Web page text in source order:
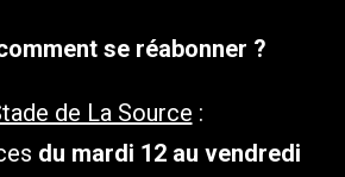
se réabonner ?
de La Source :
du mardi 12 au vendredi